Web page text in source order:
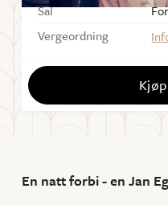
Sal
Vergeordning
En natt forbi - en Jan